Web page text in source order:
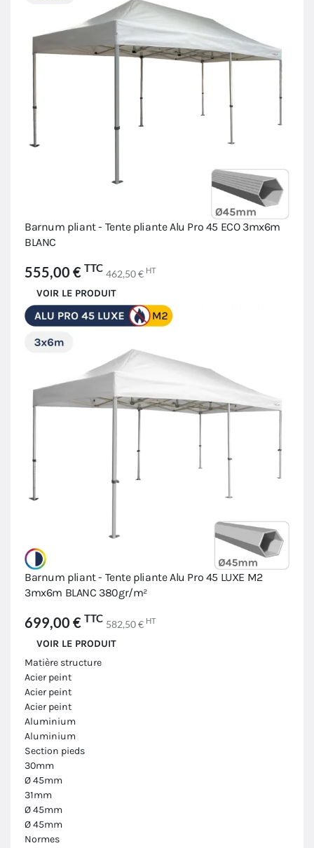
Barnum pliant - Tente pliante Alu Pro 45 ECO 3mx6m
BLANC
555,00 € TTC 462,50 € HT
VOIR LE PRODUIT
Barnum pliant - Tente pliante Alu Pro 45 LUXE M2
3mx6m BLANC 380gr/m²
699,00 € TTC 582,50 € HT
VOIR LE PRODUIT
Matière structure
Acier peint
Acier peint
Acier peint
Aluminium
Aluminium
Section pieds
30mm
Ø 45mm
31mm
Ø 45mm
Ø 45mm
Normes